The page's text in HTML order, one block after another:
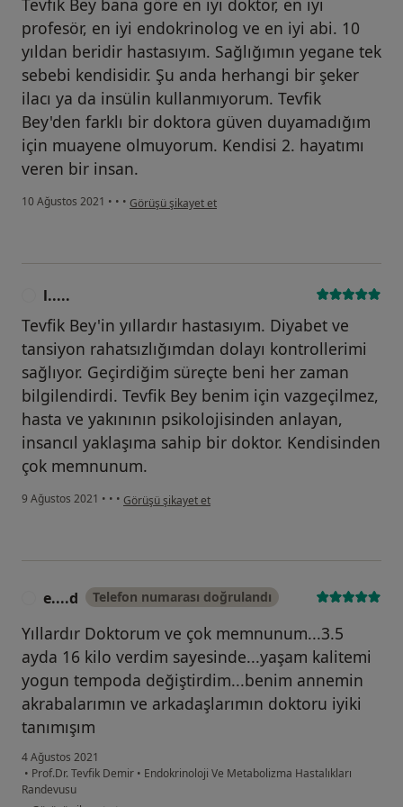
Tevfik Bey bana göre en iyi doktor, en iyi
profesör, en iyi endokrinolog ve en iyi abi. 10
yıldan beridir hastasıyım. Sağlığımın yegane tek
sebebi kendisidir. Şu anda herhangi bir şeker
ilacı ya da insülin kullanmıyorum. Tevfik
Bey'den farklı bir doktora güven duyamadığım
için muayene olmuyorum. Kendisi 2. hayatımı
veren bir insan.
10 Ağustos 2021 • • • kullanıcının görüşüne göre t.....
Görüşü şikayet et
l.....
Tevfik Bey'in yıllardır hastasıyım. Diyabet ve
tansiyon rahatsızlığımdan dolayı kontrollerimi
sağlıyor. Geçirdiğim süreçte beni her zaman
bilgilendirdi. Tevfik Bey benim için vazgeçilmez,
hasta ve yakınının psikolojisinden anlayan,
insancıl yaklaşıma sahip bir doktor. Kendisinden
çok memnunum.
9 Ağustos 2021 • • • kullanıcının görüşüne göre l.....
Görüşü şikayet et
e....d Telefon numarası doğrulandı
Yıllardır Doktorum ve çok memnunum...3.5
ayda 16 kilo verdim sayesinde...yaşam kalitemi
yogun tempoda değiştirdim...benim annemin
akrabalarımın ve arkadaşlarımın doktoru iyiki
tanımışım
4 Ağustos 2021
• Prof.Dr. Tevfik Demir • Endokrinoloji Ve Metabolizma Hastalıkları
Randevusu